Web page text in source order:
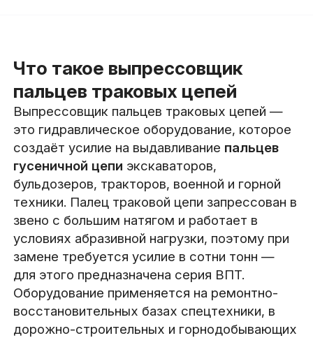
Что такое выпрессовщик
пальцев траковых цепей
Выпрессовщик пальцев траковых цепей —
это гидравлическое оборудование, которое
создаёт усилие на выдавливание пальцев
гусеничной цепи экскаваторов,
бульдозеров, тракторов, военной и горной
техники. Палец траковой цепи запрессован в
звено с большим натягом и работает в
условиях абразивной нагрузки, поэтому при
замене требуется усилие в сотни тонн —
для этого предназначена серия ВПТ.
Оборудование применяется на ремонтно-
восстановительных базах спецтехники, в
дорожно-строительных и горнодобывающих